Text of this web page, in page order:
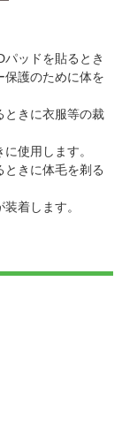
ッドを貼るとき
保護のために体を
に衣服等の裁
使用します。
に体毛を剃る
着します。